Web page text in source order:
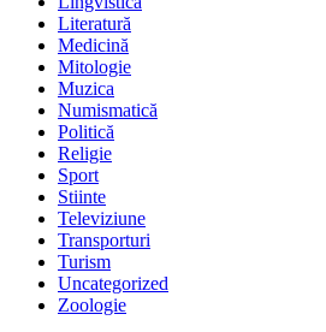
Literatură
Medicină
Mitologie
Muzica
Numismatică
Politică
Religie
Sport
Stiinte
Televiziune
Transporturi
Turism
Uncategorized
Zoologie